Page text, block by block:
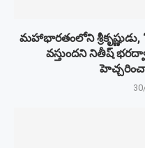
మహాభారతంలోని
వస్తుందని నితీష్